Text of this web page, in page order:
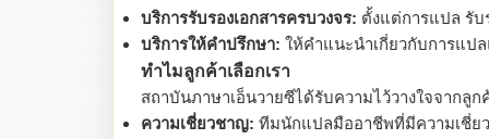
บริการรับรองเอกสารครบวงจร: ตั้งแต่การแปล รับ
บริการให้คำปรึกษา: ให้คำแนะนำเกี่ยวกับการแป
ทำไมลูกค้าเลือกเรา
สถาบันภาษาเอ็นวายซีได้รับความไว้วางใจจากลู
ความเชี่ยวชาญ: ทีมนักแปลมืออาชีพที่มีความเชี่ย